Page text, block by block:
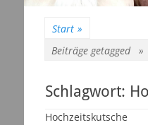
Start »
Beiträge getagged »
Schlagwort:
Hochzeitskutsche